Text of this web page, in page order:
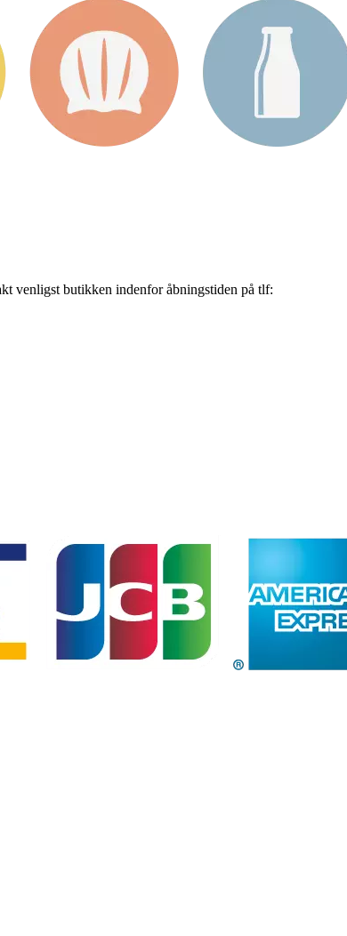
venligst butikken indenfor åbningstiden på tlf: